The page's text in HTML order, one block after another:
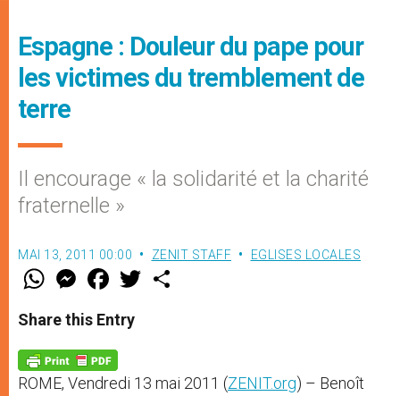
Espagne : Douleur du pape pour
les victimes du tremblement de
terre
Il encourage « la solidarité et la charité
fraternelle »
MAI 13, 2011 00:00 ZENIT STAFF EGLISES LOCALES
W
t
s
p
p
M
e
s
e
g
e
r
F
a
e
b
o
k
w
Share this Entry
ROME, Vendredi 13 mai 2011 (ZENIT.org) – Benoît